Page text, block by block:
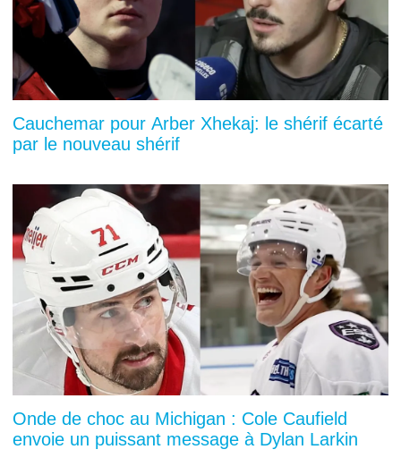
Cauchemar pour Arber Xhekaj: le shérif écarté
par le nouveau shérif
Onde de choc au Michigan : Cole Caufield
envoie un puissant message à Dylan Larkin